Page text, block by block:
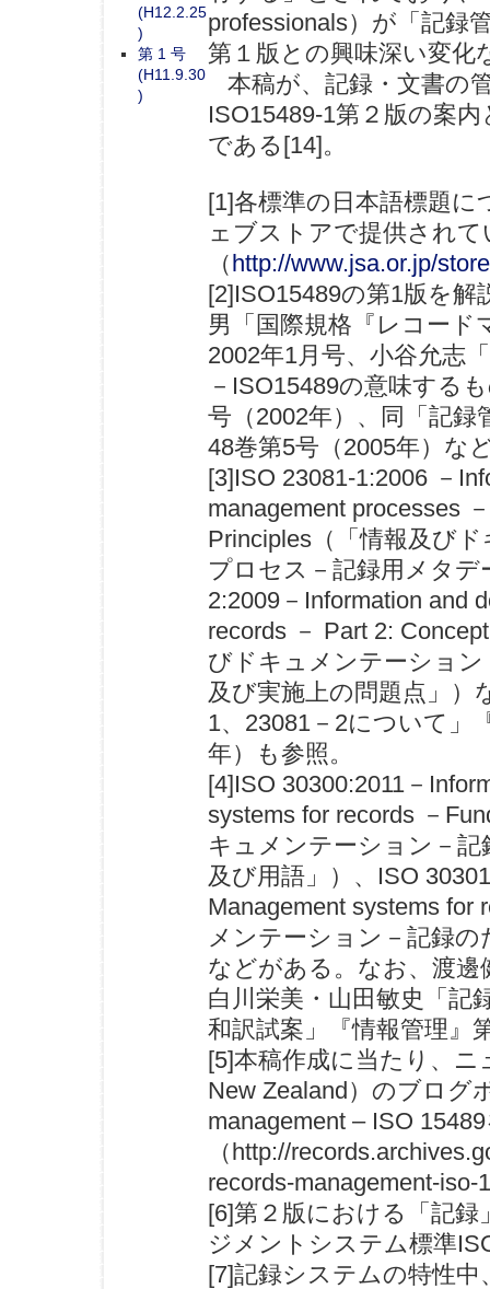
professionals）が「記録
第１版との興味深い変化
本稿が、記録・文書の
ISO15489-1第２版の案
である[14]。
[1]各標準の日本語標題
ェブストアで提供され
（http://www.jsa.or.jp/
[2]ISO15489の第1版を
男「国際規格『レコード
2002年1月号、小谷允志
－ISO15489の意味する
号（2002年）、同「記録
48巻第5号（2005年）な
[3]ISO 23081-1:2006 －
management processes
Principles（「情報及び
プロセス－記録用メタデ
2:2009－Information and
records － Part 2:
びドキュメンテーショ
及び実施上の問題点」）
1、23081－2について」
年）も参照。
[4]ISO 30300:2011－
systems for records －
キュメンテーション－
及び用語」）、ISO
Management systems for
メンテーション－記録
などがある。なお、渡邊
白川栄美・山田敏史「記
和訳試案」『情報管理』
[5]本稿作成に当たり、
New Zealand）のブログ
management – ISO
（http://
records-management-
[6]第２版における「記
ジメントシステム標準
[7]記録システムの特性
(H12.2.25
)
第 1 号
(H11.9.30
)